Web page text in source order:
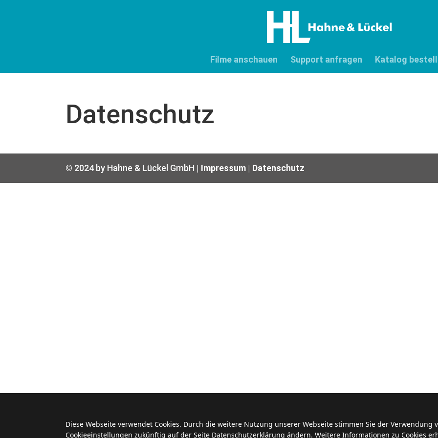
Filme anschauen Support anfragen Katalog
Datenschutz
© 2024 by Hahne & Lückel GmbH | Impressum | Datenschutz
Diese Webseite verwendet Cookies. Durch die weitere Nutzung unserer Webseite stimmen Sie der Verwendung
Cookieeinstellungen zukünftig auf der Seite Datenschutzerklärung ändern. Weitere Informationen zu Cookies